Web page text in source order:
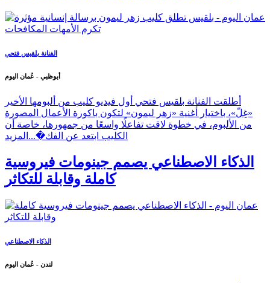
الفنانة بلقيس فتحي
أبوظبي - عُمان اليوم
أطلقت الفنانة بلقيس فتحي أول فيديو كليب من ألبومها الأخير
«غِلّ»، باختيار أغنية «زهر ليمون» لتكون باكورة الأعمال المصورة
من الألبوم، في خطوة لاقت تفاعلًا واسعًا من جمهورها، خاصة أن
الكليب ابتعد عن الفك�... المزيد
الذكاء الاصطناعي يصمم جينومات فيروسية
كاملة وقابلة للتكاثر
الذكاء الاصطناعي
لندن - عُمان اليوم